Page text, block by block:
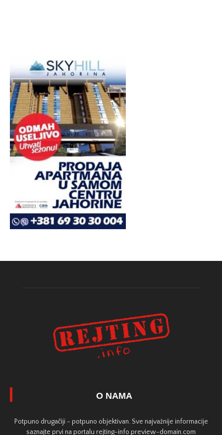
O NAMA
Potpuno drugačiji - potpuno objektivan. Sve najvažnije informacije
saznajte prvi na portalu rejting-info.preview-domain.com